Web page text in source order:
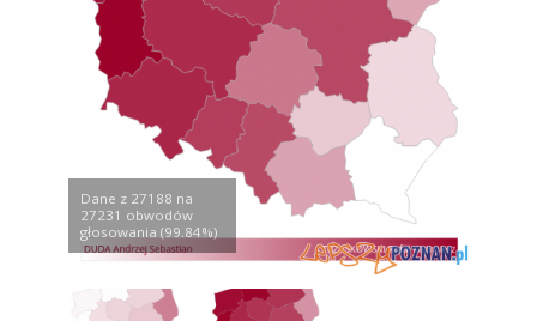
Dane z 27188 na
27231 obwodów
głosowania (99.84%)